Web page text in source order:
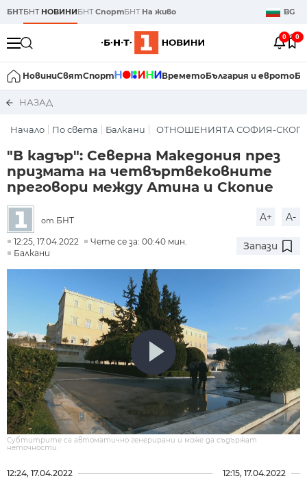
БНТБНТ НОВИНИБНТСпортБНТ На живо BG
0 0
НовиниСвятСпорт ВреметоБългария и еврото
НАЗАД
Начало По света Балкани ОТНОШЕНИЯТА СОФИЯ-
"В кадър": Северна Македония през
призмата на четвъртвековните
преговори между Атина и Скопие
от БНТ A+ A-
12:25, 17.04.2022
Чете се за: 00:40 мин.
Балкани
Запази
Субтитрите са автоматично генерирани и може да съдържат
неточности.
12:24, 17.04.2022 12:15, 17.04.2022